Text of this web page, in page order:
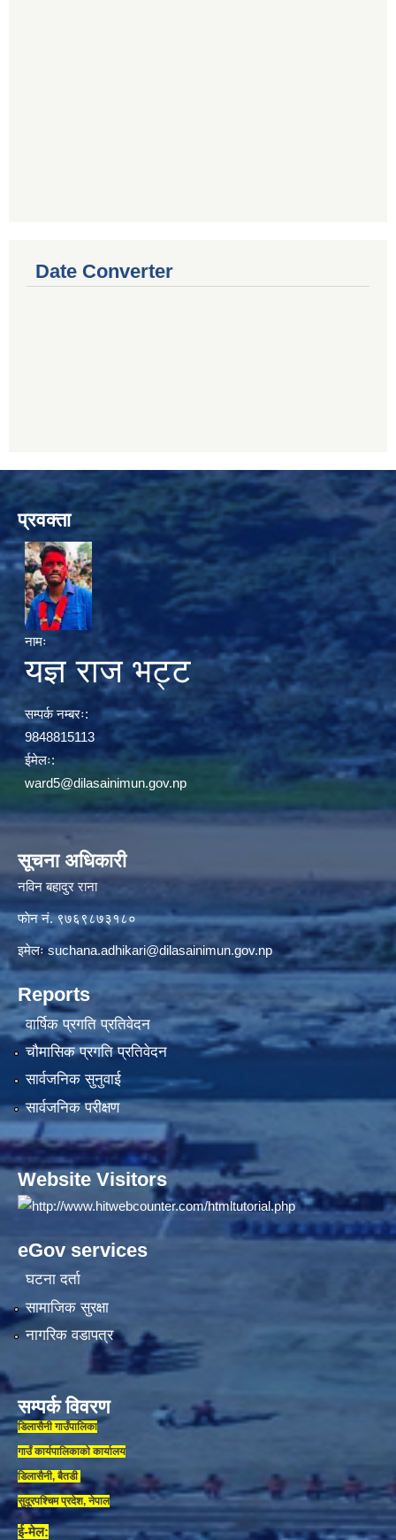
Date Converter
प्रवक्ता
नामः
यज्ञ राज भट्ट
सम्पर्क नम्बरः:
9848815113
ईमेलः:
ward5@dilasainimun.gov.np
सूचना अधिकारी
नविन बहादुर राना
फाेन नं. ९७६९८७३१८०
इमेलःsuchana.adhikari@dilasainimun.gov.np
Reports
वार्षिक प्रगति प्रतिवेदन
चौमासिक प्रगति प्रतिवेदन
सार्वजनिक सुनुवाई
सार्वजनिक परीक्षण
Website Visitors
eGov services
घटना दर्ता
सामाजिक सुरक्षा
नागरिक वडापत्र
सम्पर्क विवरण
डिलासैनी गाउँपालिका
गाउँ कार्यपालिकाकाे कार्यालय
डिलासैनी, बैतडी
सुदूरपश्चिम प्रदेश, नेपाल
ई-मेल: